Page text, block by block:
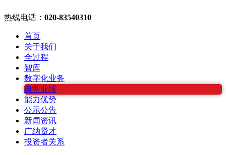
热线电话： 020-83540310
首页
关于我们
全过程
智库
数字化业务
典型业绩
能力优势
公示公告
新闻资讯
广纳贤才
投资者关系